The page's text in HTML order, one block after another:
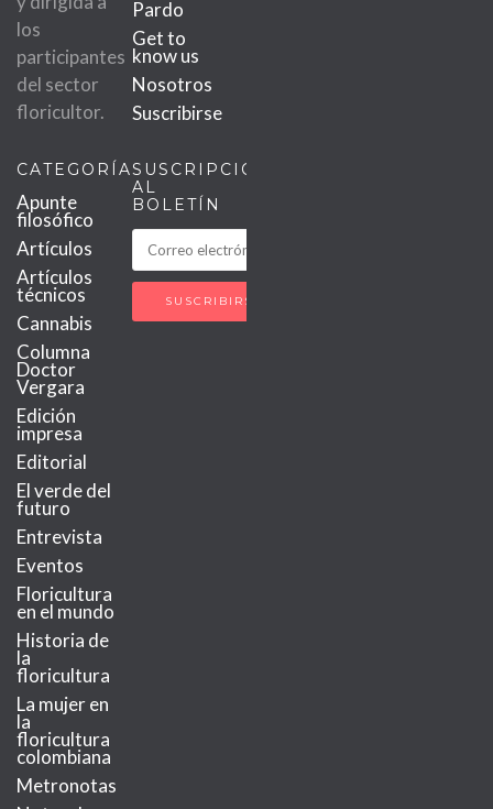
los
participantes
del sector
floricultor.
Pardo
Get to
know us
Nosotros
Suscribirse
CATEGORÍAS
Apunte
filosófico
Artículos
Artículos
técnicos
Cannabis
Columna
Doctor
Vergara
Edición
impresa
Editorial
El verde del
futuro
Entrevista
Eventos
Floricultura
en el mundo
Historia de
la
floricultura
La mujer en
la
floricultura
colombiana
Metronotas
SUSCRIPCIÓN
AL
BOLETÍN